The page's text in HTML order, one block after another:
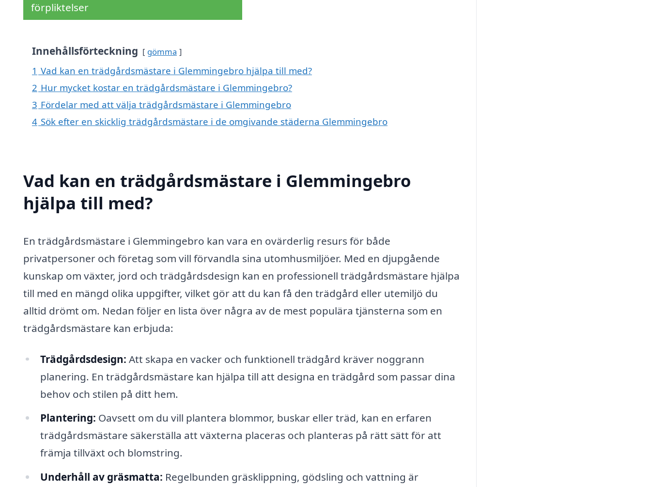
förpliktelser
Innehållsförteckning gömma
1 Vad kan en trädgårdsmästare i Glemmingebro hjälpa till med?
2 Hur mycket kostar en trädgårdsmästare i Glemmingebro?
3 Fördelar med att välja trädgårdsmästare i Glemmingebro
4 Sök efter en skicklig trädgårdsmästare i de omgivande städerna Glemmingebro
Vad kan en trädgårdsmästare i Glemmingebro
hjälpa till med?
En trädgårdsmästare i Glemmingebro kan vara en ovärderlig resurs för både
privatpersoner och företag som vill förvandla sina utomhusmiljöer. Med en djupgående
kunskap om växter, jord och trädgårdsdesign kan en professionell trädgårdsmästare hjälpa
till med en mängd olika uppgifter, vilket gör att du kan få den trädgård eller utemiljö du
alltid drömt om. Nedan följer en lista över några av de mest populära tjänsterna som en
trädgårdsmästare kan erbjuda:
Trädgårdsdesign: Att skapa en vacker och funktionell trädgård kräver noggrann
planering. En trädgårdsmästare kan hjälpa till att designa en trädgård som passar dina
behov och stilen på ditt hem.
Plantering: Oavsett om du vill plantera blommor, buskar eller träd, kan en erfaren
trädgårdsmästare säkerställa att växterna placeras och planteras på rätt sätt för att
främja tillväxt och blomstring.
Underhåll av gräsmatta: Regelbunden gräsklippning, gödsling och vattning är